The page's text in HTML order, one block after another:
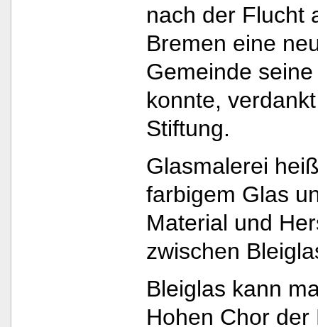
nach der Flucht
Bremen eine
Gemeinde
konnte,
Stiftung.
Glasmalerei
farbigem Glas
Material und
zwischen
Bleiglas kann
Hohen Chor